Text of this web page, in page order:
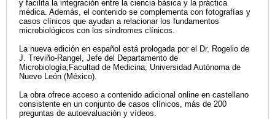
y facilita la integración entre la ciencia básica y la práctica
médica. Además, el contenido se complementa con fotografías y
casos clínicos que ayudan a relacionar los fundamentos
microbiológicos con los síndromes clínicos.
La nueva edición en español está prologada por el Dr. Rogelio de
J. Treviño-Rangel, Jefe del Departamento de
Microbiología,Facultad de Medicina, Universidad Autónoma de
Nuevo León (México).
La obra ofrece acceso a contenido adicional online en castellano
consistente en un conjunto de casos clínicos, más de 200
preguntas de autoevaluación y vídeos.